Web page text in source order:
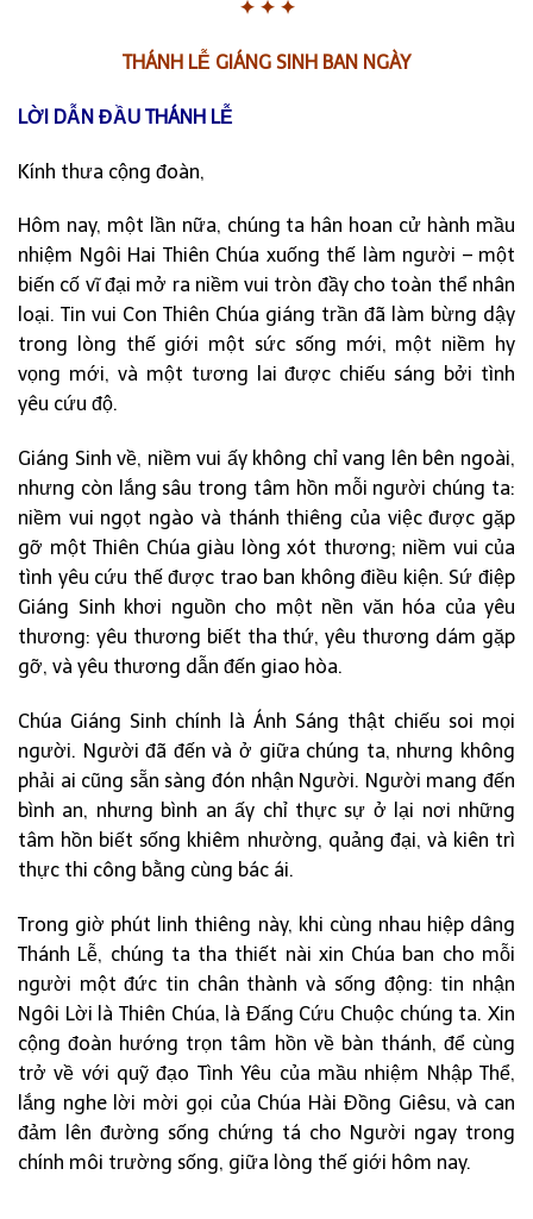
✦ ✦ ✦
THÁNH LỄ GIÁNG SINH BAN NGÀY
LỜI DẪN ĐẦU THÁNH LỄ
Kính thưa cộng đoàn,
Hôm nay, một lần nữa, chúng ta hân hoan cử hành mầu
nhiệm Ngôi Hai Thiên Chúa xuống thế làm người – một
biến cố vĩ đại mở ra niềm vui tròn đầy cho toàn thể nhân
loại. Tin vui Con Thiên Chúa giáng trần đã làm bừng dậy
trong lòng thế giới một sức sống mới, một niềm hy
vọng mới, và một tương lai được chiếu sáng bởi tình
yêu cứu độ.
Giáng Sinh về, niềm vui ấy không chỉ vang lên bên ngoài,
nhưng còn lắng sâu trong tâm hồn mỗi người chúng ta:
niềm vui ngọt ngào và thánh thiêng của việc được gặp
gỡ một Thiên Chúa giàu lòng xót thương; niềm vui của
tình yêu cứu thế được trao ban không điều kiện. Sứ điệp
Giáng Sinh khơi nguồn cho một nền văn hóa của yêu
thương: yêu thương biết tha thứ, yêu thương dám gặp
gỡ, và yêu thương dẫn đến giao hòa.
Chúa Giáng Sinh chính là Ánh Sáng thật chiếu soi mọi
người. Người đã đến và ở giữa chúng ta, nhưng không
phải ai cũng sẵn sàng đón nhận Người. Người mang đến
bình an, nhưng bình an ấy chỉ thực sự ở lại nơi những
tâm hồn biết sống khiêm nhường, quảng đại, và kiên trì
thực thi công bằng cùng bác ái.
Trong giờ phút linh thiêng này, khi cùng nhau hiệp dâng
Thánh Lễ, chúng ta tha thiết nài xin Chúa ban cho mỗi
người một đức tin chân thành và sống động: tin nhận
Ngôi Lời là Thiên Chúa, là Đấng Cứu Chuộc chúng ta. Xin
cộng đoàn hướng trọn tâm hồn về bàn thánh, để cùng
trở về với quỹ đạo Tình Yêu của mầu nhiệm Nhập Thể,
lắng nghe lời mời gọi của Chúa Hài Đồng Giêsu, và can
đảm lên đường sống chứng tá cho Người ngay trong
chính môi trường sống, giữa lòng thế giới hôm nay.